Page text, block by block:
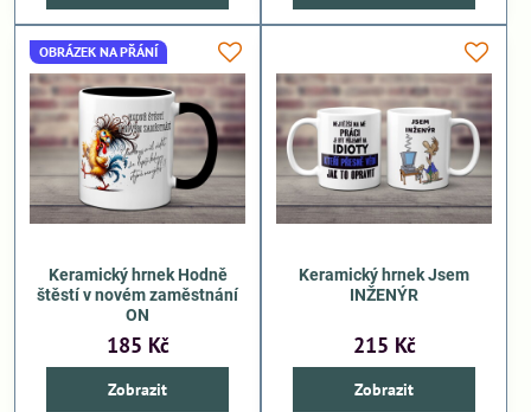
OBRÁZEK NA PŘÁNÍ
Keramický hrnek Hodně
štěstí v novém zaměstnání
ON
185 Kč
Zobrazit
Keramický hrnek Jsem
INŽENÝR
215 Kč
Zobrazit